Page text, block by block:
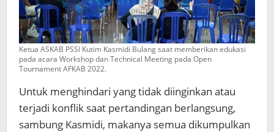
Ketua ASKAB PSSI Kutim Kasmidi Bulang saat memberikan edukasi
pada acara Workshop dan Technical Meeting pada Open
Tournament AFKAB 2022.
Untuk menghindari yang tidak diinginkan atau
terjadi konflik saat pertandingan berlangsung,
sambung Kasmidi, makanya semua dikumpulkan